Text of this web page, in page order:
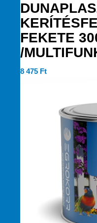
FEKETE
/
8 475 Ft